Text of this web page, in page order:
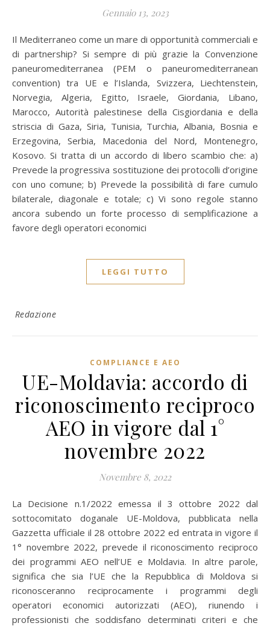
Gennaio 13, 2023
Il Mediterraneo come un mare di opportunità commerciali e
di partnership? Si sempre di più grazie la Convenzione
paneuromediterranea (PEM o paneuromediterranean
convention) tra UE e l’Islanda, Svizzera, Liechtenstein,
Norvegia, Algeria, Egitto, Israele, Giordania, Libano,
Marocco, Autorità palestinese della Cisgiordania e della
striscia di Gaza, Siria, Tunisia, Turchia, Albania, Bosnia e
Erzegovina, Serbia, Macedonia del Nord, Montenegro,
Kosovo. Si tratta di un accordo di libero scambio che: a)
Prevede la progressiva sostituzione dei protocolli d’origine
con uno comune; b) Prevede la possibilità di fare cumulo
bilaterale, diagonale e totale; c) Vi sono regole stanno
ancora subendo un forte processo di semplificazione a
favore degli operatori economici
LEGGI TUTTO
Redazione
COMPLIANCE E AEO
UE-Moldavia: accordo di
riconoscimento reciproco
AEO in vigore dal 1°
novembre 2022
Novembre 8, 2022
La Decisione n.1/2022 emessa il 3 ottobre 2022 dal
sottocomitato doganale UE-Moldova, pubblicata nella
Gazzetta ufficiale il 28 ottobre 2022 ed entrata in vigore il
1° novembre 2022, prevede il riconoscimento reciproco
dei programmi AEO nell’UE e Moldavia. In altre parole,
significa che sia l’UE che la Repubblica di Moldova si
riconosceranno reciprocamente i programmi degli
operatori economici autorizzati (AEO), riunendo i
professionisti che soddisfano determinati criteri e che